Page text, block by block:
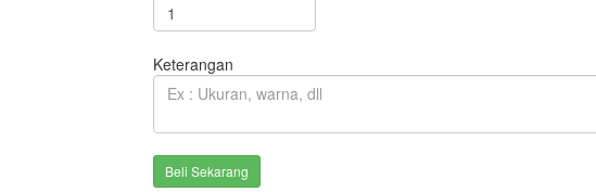
Keterangan